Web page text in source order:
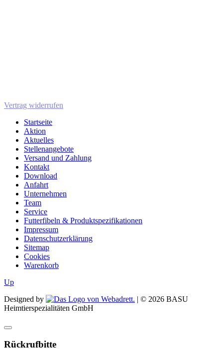
Vertrag widerrufen
Startseite
Aktion
Aktuelles
Stellenangebote
Versand und Zahlung
Kontakt
Download
Anfahrt
Unternehmen
Team
Service
Futterfibeln & Produktspezifikationen
Impressum
Datenschutzerklärung
Sitemap
Cookies
Warenkorb
Up
Designed by
| © 2026 BASU
Heimtierspezialitäten GmbH
Rückrufbitte